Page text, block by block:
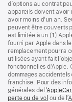
d’options au contrat
appareils doivent avoir
avoir moins d’un an.
peuvent être couverts
est limitée à un (1)
fourni par Apple dans
remplacement pourra
utilisées ayant fait
fonctionnelles
dommages accidentels
franchise. Pour des
générales de l’
perte ou de vol (s’ouvre
ou de l’